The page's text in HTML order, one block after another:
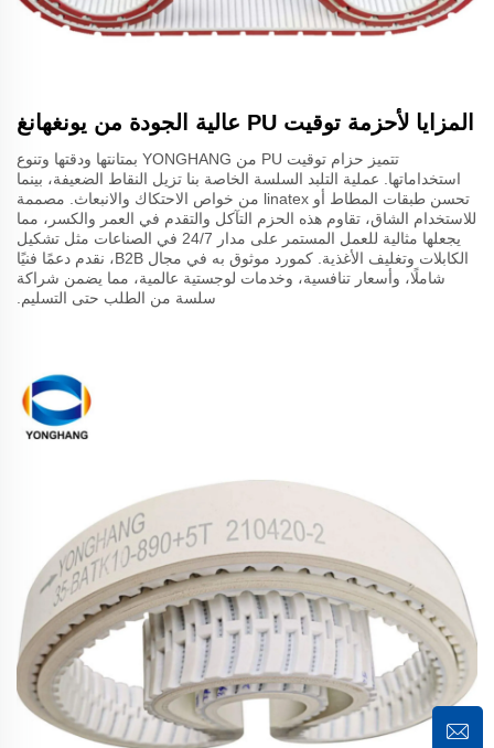
المزايا لأحزمة توقيت PU عالية الجودة من يونغهانغ
تتميز حزام توقيت PU من YONGHANG بمتانتها ودقتها وتنوع
استخداماتها. عملية التلبد السلسة الخاصة بنا تزيل النقاط الضعيفة، بينما
تحسن طبقات المطاط أو linatex من خواص الاحتكاك والانبعاث. مصممة
للاستخدام الشاق، تقاوم هذه الحزم التآكل والتقدم في العمر والكسر، مما
يجعلها مثالية للعمل المستمر على مدار 24/7 في الصناعات مثل تشكيل
الكابلات وتغليف الأغذية. كمورد موثوق به في مجال B2B، نقدم دعمًا فنيًا
شاملًا، وأسعار تنافسية، وخدمات لوجستية عالمية، مما يضمن شراكة
سلسة من الطلب حتى التسليم.